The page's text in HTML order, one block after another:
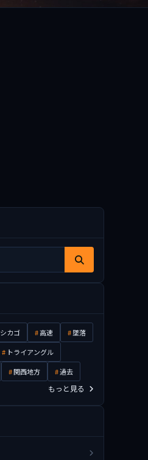
シカゴ 高速
墜落
トライアングル
関西地方 過去
もっと見る